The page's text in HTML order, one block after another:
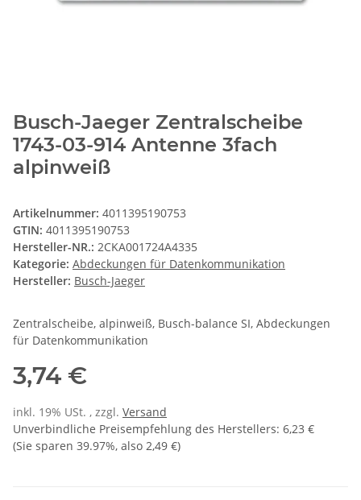
Busch-Jaeger Zentralscheibe
1743-03-914 Antenne 3fach
alpinweiß
Artikelnummer: 4011395190753
GTIN: 4011395190753
Hersteller-NR.: 2CKA001724A4335
Kategorie: Abdeckungen für Datenkommunikation
Hersteller: Busch-Jaeger
Zentralscheibe, alpinweiß, Busch-balance SI, Abdeckungen
für Datenkommunikation
3,74 €
inkl. 19% USt. , zzgl. Versand
Unverbindliche Preisempfehlung des Herstellers: 6,23 €
(Sie sparen 39.97%, also 2,49 €)